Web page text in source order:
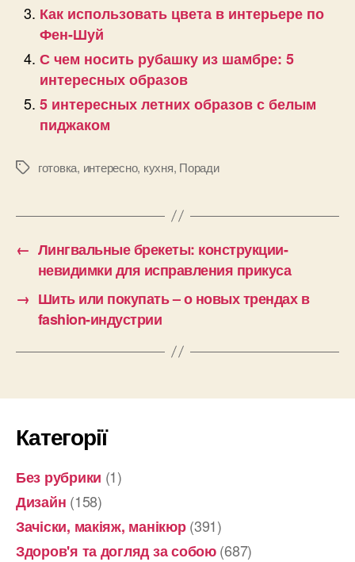
Как использовать цвета в интерьере по
Фен-Шуй
С чем носить рубашку из шамбре: 5
интересных образов
5 интересных летних образов с белым
пиджаком
Позначки
готовка, интересно, кухня, Поради
← Лингвальные брекеты: конструкции-
невидимки для исправления прикуса
→ Шить или покупать – о новых трендах в
fashion-индустрии
Категорії
Без рубрики (1)
Дизайн (158)
Зачіски, макіяж, манікюр(391)
Здоров'я та догляд за собою(687)